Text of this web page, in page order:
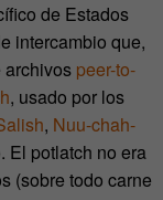
de Estados
intercambio que,
archivos peer-to-
, usado por los
, Nuu-chah-
El potlatch no era
(sobre todo carne